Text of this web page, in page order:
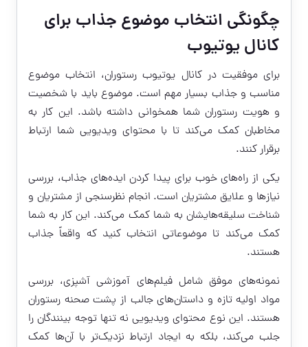
چگونگی انتخاب موضوع جذاب برای
کانال یوتیوب
برای موفقیت در کانال یوتیوب رستوران، انتخاب موضوع
مناسب و جذاب بسیار مهم است. موضوع باید با شخصیت
و هویت رستوران شما همخوانی داشته باشد. این کار به
مخاطبان کمک می‌کند تا با محتوای ویدیویی شما ارتباط
برقرار کنند.
یکی از راه‌های خوب برای پیدا کردن ایده‌های جذاب، بررسی
نیازها و علایق مشتریان است. انجام نظرسنجی از مشتریان و
شناخت سلیقه‌هایشان به شما کمک می‌کند. این کار به شما
کمک می‌کند تا موضوعاتی انتخاب کنید که واقعاً جذاب
هستند.
نمونه‌های موفق شامل فیلم‌های آموزشی آشپزی، بررسی
مواد اولیه تازه و داستان‌های جالب از پشت صحنه رستوران
هستند. این نوع محتوای ویدیویی نه تنها توجه بینندگان را
جلب می‌کند، بلکه به ایجاد ارتباط نزدیک‌تر با آن‌ها کمک